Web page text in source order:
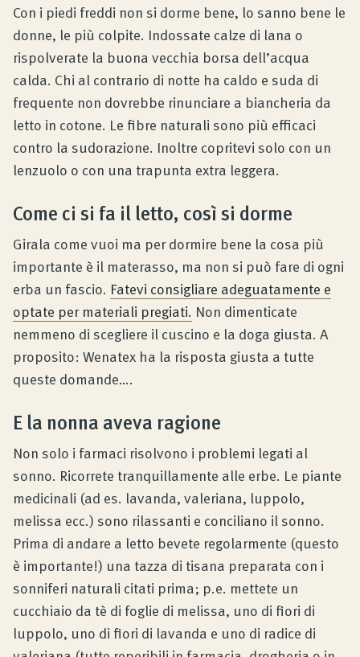
Con i piedi freddi non si dorme bene, lo sanno bene le
donne, le più colpite. Indossate calze di lana o
rispolverate la buona vecchia borsa dell’acqua
calda. Chi al contrario di notte ha caldo e suda di
frequente non dovrebbe rinunciare a biancheria da
letto in cotone. Le fibre naturali sono più efficaci
contro la sudorazione. Inoltre copritevi solo con un
lenzuolo o con una trapunta extra leggera.
Come ci si fa il letto, così si dorme
Girala come vuoi ma per dormire bene la cosa più
importante è il materasso, ma non si può fare di ogni
erba un fascio. Fatevi consigliare adeguatamente e
optate per materiali pregiati. Non dimenticate
nemmeno di scegliere il cuscino e la doga giusta. A
proposito: Wenatex ha la risposta giusta a tutte
queste domande….
E la nonna aveva ragione
Non solo i farmaci risolvono i problemi legati al
sonno. Ricorrete tranquillamente alle erbe. Le piante
medicinali (ad es. lavanda, valeriana, luppolo,
melissa ecc.) sono rilassanti e conciliano il sonno.
Prima di andare a letto bevete regolarmente (questo
è importante!) una tazza di tisana preparata con i
sonniferi naturali citati prima; p.e. mettete un
cucchiaio da tè di foglie di melissa, uno di fiori di
luppolo, uno di fiori di lavanda e uno di radice di